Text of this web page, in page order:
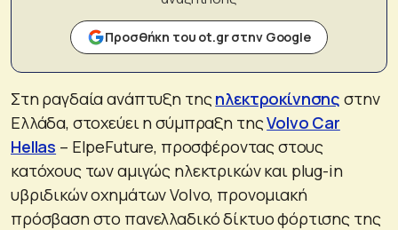
Προσθήκη του ot.gr στην Google
Στη ραγδαία ανάπτυξη τηςηλεκτροκίνησης στην
Ελλάδα, στοχεύει η σύμπραξη τηςVolvo Car
Hellas – ElpeFuture, προσφέροντας στους
κατόχους των αμιγώς ηλεκτρικών και plug-in
υβριδικών οχημάτων Volvo, προνομιακή
πρόσβαση στο πανελλαδικό δίκτυο φόρτισης της